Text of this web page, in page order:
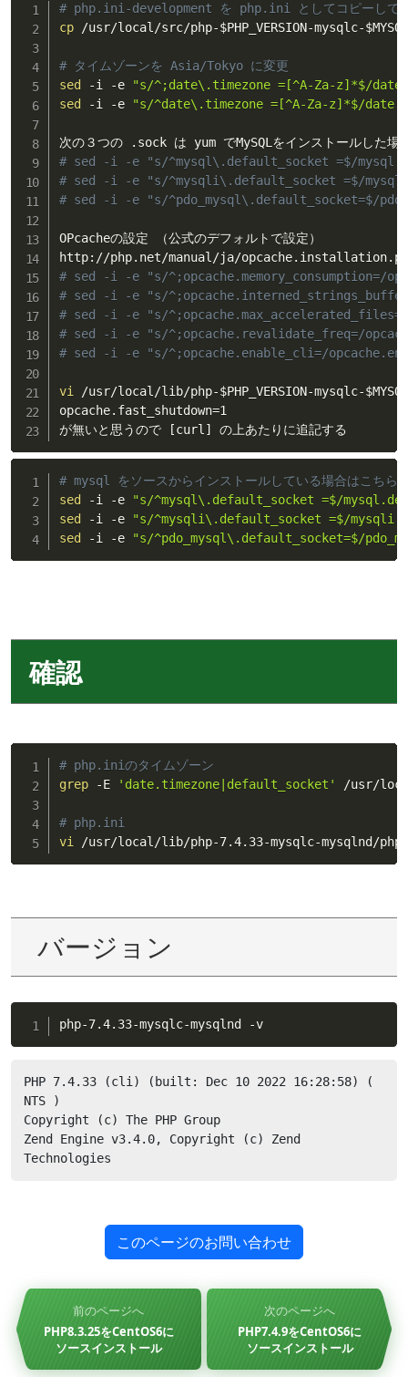
# php.ini-development を php.ini としてコピーして
cp /usr/local/src/php-$PHP_VERSION-mysqlc-
# タイムゾーンを Asia/Tokyo に変更
sed
-i -e
"s/^;date\.timezone =[^A-Za-z]*$/
sed
-i -e "s/^date\.timezone =[^A-Za-z]*$/
# sed -i -e "s/^mysql\.default_socket =$/
# sed -i -e "s/^mysqli\.default_socket =$/
# sed -i -e "s/^pdo_mysql\.default_socket=$/
OPcacheの設定 （公式のデフォルトで設定）
# sed -i -e "s/^;opcache.memory_consumption=/
# sed -i -e "s/
# sed -i -e "s/^;opcache.max_accelerated_files=/
# sed -i -e "s/^;opcache.revalidate_freq=/
# sed -i -e "s/^;opcache.enable_cli=/
vi /usr/local/lib/php-$PHP_VERSION-mysqlc-
opcache.fast_shutdown=1
が無いと思うので
[curl ] の上あたりに追記する
# mysql をソースからインストールしている場合はこちら
sed
-i -e
"s/^mysql\.default_socket =$/
sed
-i -e
"s/^mysqli\.default_socket =$/
sed
-i -e "s/^pdo_mysql\.default_socket=$/
確認
# php.iniのタイムゾーン
grep -E 'date.timezone|default_socket' /usr/
# php.ini
vi /usr/local/lib/php-7.4.33-mysqlc-mysqlnd/
バージョン
php-7.4.33-mysqlc-mysqlnd -v
PHP 7.4.33 (cli) (built: Dec 10 2022 16:28:58) (
NTS )
Copyright (c) The PHP Group
Zend Engine v3.4.0, Copyright (c) Zend
Technologies
このページのお問い合わせ
前のページへ
PHP8.3.25をCentOS6に
ソースインストール
次のページへ
PHP7.4.9をCentOS6に
ソースインストール